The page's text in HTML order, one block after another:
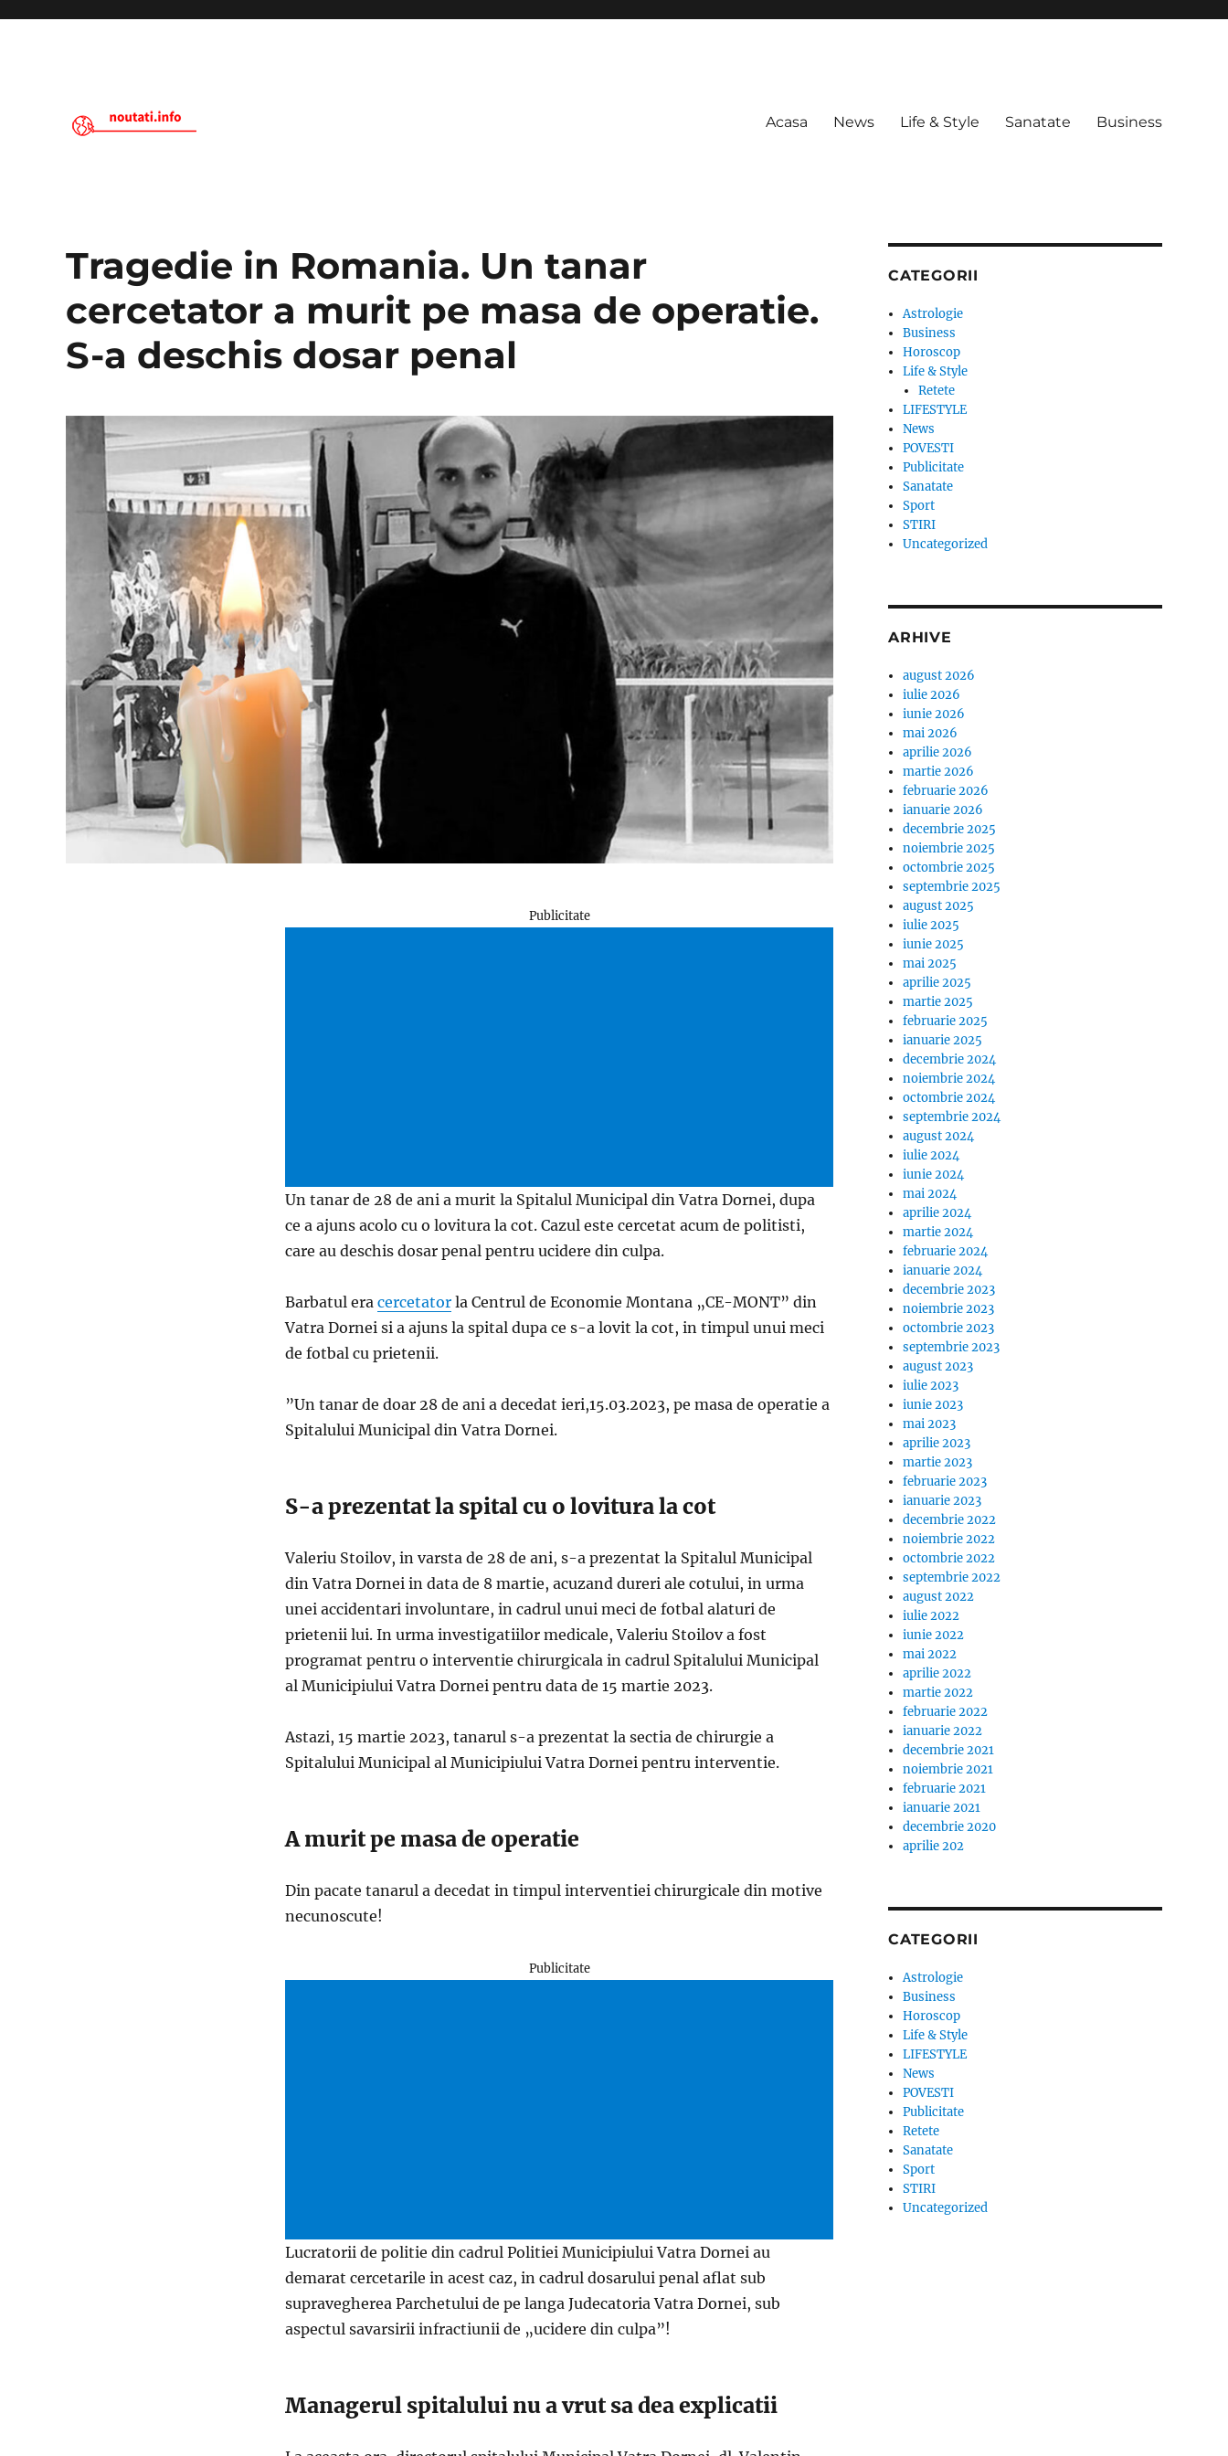
Acasa News Life & Style Sanatate Business
Tragedie in Romania. Un tanar
cercetator a murit pe masa de operatie.
S-a deschis dosar penal
Publicitate
Un tanar de 28 de ani a murit la Spitalul Municipal din Vatra Dornei, dupa
ce a ajuns acolo cu o lovitura la cot. Cazul este cercetat acum de politisti,
care au deschis dosar penal pentru ucidere din culpa.
Barbatul era cercetator la Centrul de Economie Montana „CE-MONT” din
Vatra Dornei si a ajuns la spital dupa ce s-a lovit la cot, in timpul unui meci
de fotbal cu prietenii.
”Un tanar de doar 28 de ani a decedat ieri,15.03.2023, pe masa de operatie a
Spitalului Municipal din Vatra Dornei.
S-a prezentat la spital cu o lovitura la cot
Valeriu Stoilov, in varsta de 28 de ani, s-a prezentat la Spitalul Municipal
din Vatra Dornei in data de 8 martie, acuzand dureri ale cotului, in urma
unei accidentari involuntare, in cadrul unui meci de fotbal alaturi de
prietenii lui. In urma investigatiilor medicale, Valeriu Stoilov a fost
programat pentru o interventie chirurgicala in cadrul Spitalului Municipal
al Municipiului Vatra Dornei pentru data de 15 martie 2023.
Astazi, 15 martie 2023, tanarul s-a prezentat la sectia de chirurgie a
Spitalului Municipal al Municipiului Vatra Dornei pentru interventie.
A murit pe masa de operatie
Din pacate tanarul a decedat in timpul interventiei chirurgicale din motive
necunoscute!
Publicitate
Lucratorii de politie din cadrul Politiei Municipiului Vatra Dornei au
demarat cercetarile in acest caz, in cadrul dosarului penal aflat sub
supravegherea Parchetului de pe langa Judecatoria Vatra Dornei, sub
aspectul savarsirii infractiunii de „ucidere din culpa”!
Managerul spitalului nu a vrut sa dea explicatii
CATEGORII
Astrologie
Business
Horoscop
Life & Style
Retete
LIFESTYLE
News
POVESTI
Publicitate
Sanatate
Sport
STIRI
Uncategorized
ARHIVE
august 2026
iulie 2026
iunie 2026
mai 2026
aprilie 2026
martie 2026
februarie 2026
ianuarie 2026
decembrie 2025
noiembrie 2025
octombrie 2025
septembrie 2025
august 2025
iulie 2025
iunie 2025
mai 2025
aprilie 2025
martie 2025
februarie 2025
ianuarie 2025
decembrie 2024
noiembrie 2024
octombrie 2024
septembrie 2024
august 2024
iulie 2024
iunie 2024
mai 2024
aprilie 2024
martie 2024
februarie 2024
ianuarie 2024
decembrie 2023
noiembrie 2023
octombrie 2023
septembrie 2023
august 2023
iulie 2023
iunie 2023
mai 2023
aprilie 2023
martie 2023
februarie 2023
ianuarie 2023
decembrie 2022
noiembrie 2022
octombrie 2022
septembrie 2022
august 2022
iulie 2022
iunie 2022
mai 2022
aprilie 2022
martie 2022
februarie 2022
ianuarie 2022
decembrie 2021
noiembrie 2021
februarie 2021
ianuarie 2021
decembrie 2020
aprilie 202
CATEGORII
Astrologie
Business
Horoscop
Life & Style
LIFESTYLE
News
POVESTI
Publicitate
Retete
Sanatate
Sport
STIRI
Uncategorized